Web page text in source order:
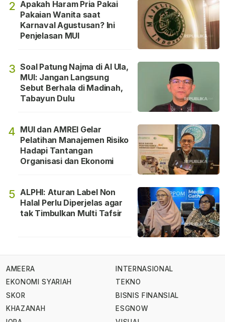
2 Apakah Haram Pria Pakai
Pakaian Wanita saat
Karnaval Agustusan? Ini
Penjelasan MUI
3 Soal Patung Najma di Al Ula,
MUI: Jangan Langsung
Sebut Berhala di Madinah,
Tabayun Dulu
4 MUI dan AMREI Gelar
Pelatihan Manajemen Risiko
Hadapi Tantangan
Organisasi dan Ekonomi
5 ALPHI: Aturan Label Non
Halal Perlu Diperjelas agar
tak Timbulkan Multi Tafsir
AMEERA
EKONOMI SYARIAH
SKOR
KHAZANAH
INTERNASIONAL
TEKNO
BISNIS FINANSIAL
ESGNOW